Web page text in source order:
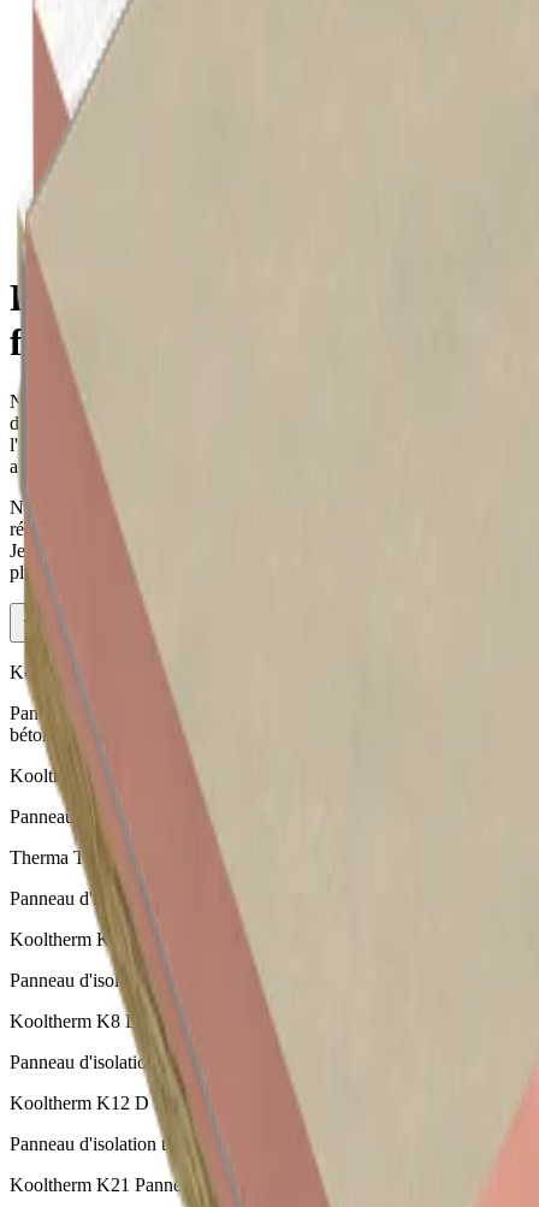
Panneaux d'isolation des
façades
Notre large gamme de panneaux d'isolation des murs convient à
diverses applications telles que l'isolation des murs par l'intérieur,
l'isolation des murs creux, l'isolation des façades ventilées, mais
aussi aux constructions à ossature bois.
Nos solutions d'isolation des façades conviennent aux projets
résidentiels, commerciaux, de construction neuve ou de rénovation.
Jetez un coup d'œil à l'aperçu ci-dessous et découvrez la solution la
plus adaptée à votre projet.
Kooltherm K20 Panneau Elément Béton
Panneau d'isolation thermique en mousse résolique pour éléments
béton
Kooltherm K17 Panneau Doublage Isolant
Panneau d'isolation thermique en mousse résolique pour murs
Therma TW50 EUR Panneau Mur Creux
Panneau d'isolation thermique en mousse PIR pour murs creux
Kooltherm K8 D Panneau Mur Creux
Panneau d'isolation thermique en mousse résolique pour murs creux
Kooltherm K8 D Plus Panneau Mur Creux
Panneau d'isolation thermique en mousse résolique pour murs creux
Kooltherm K12 D Panneau Construction Ossature Bois
Panneau d'isolation thermique pour murs et toitures inclinées
Kooltherm K21 Panneau Façade Ventilée